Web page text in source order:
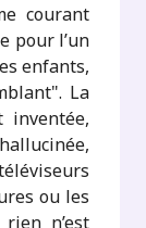
courant
pour l’un
enfants,
La
inventée,
ou les
n’est